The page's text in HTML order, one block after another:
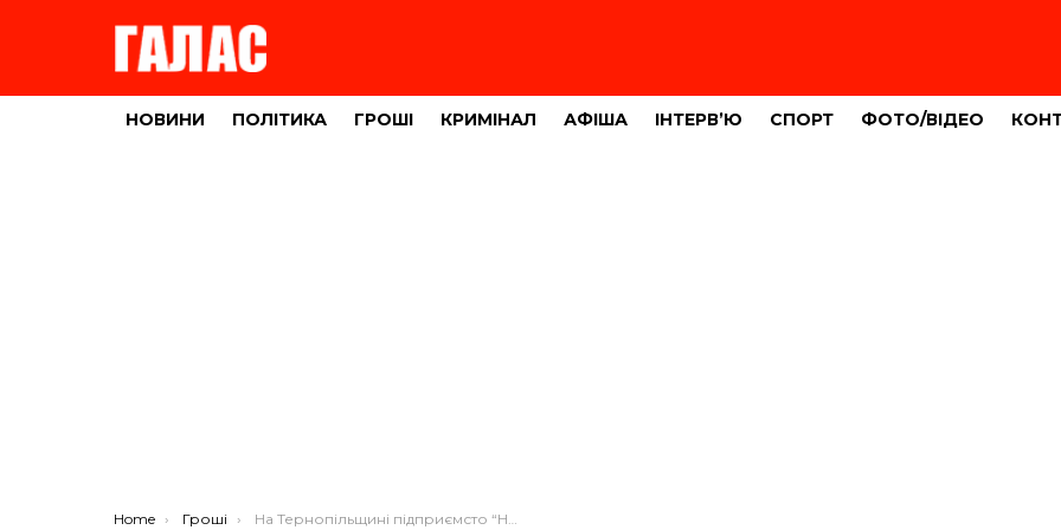
НОВИНИ ПОЛІТИКА ГРОШІ КРИМІНАЛ АФІША ІНТЕРВ’Ю СПОРТ ФОТО/ВІДЕО
You are here:
Home Гроші На Тернопільщині підприємсто “Нутрія” оштрафували на 100 тисяч гривень